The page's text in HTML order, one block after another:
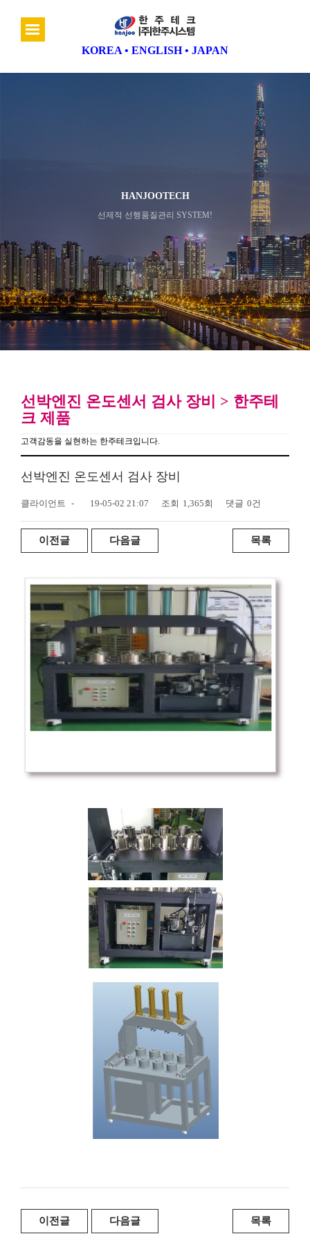
KOREA • ENGLISH • JAPAN
HANJOOTECH
선제적 선행품질관리 SYSTEM!
선박엔진 온도센서 검사 장비 > 한주테
크 제품
고객감동을 실현하는 한주테크입니다.
선박엔진 온도센서 검사 장비
클라이언트 - 19-05-02 21:07 조회 1,365회 댓글 0건
이전글 다음글 목록
이전글 다음글 목록